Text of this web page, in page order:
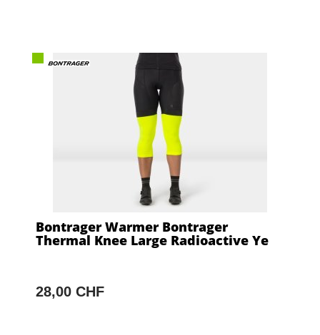
Bontrager Warmer Bontrager
Thermal Knee Large Radioactive Ye
28,00 CHF